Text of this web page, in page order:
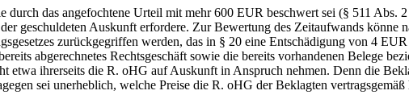
das angefochtene Urteil mit mehr 600 EUR beschwert sei (§ 511 Abs.
geschuldeten Auskunft erfordere. Zur Bewertung des Zeitaufwands könne
zurückgegriffen werden, das in § 20 eine Entschädigung von 4
abgerechnetes Rechtsgeschäft sowie die bereits vorhandenen Belege
etwa ihrerseits die R. oHG auf Auskunft in Anspruch nehmen. Denn die
sei unerheblich, welche Preise die R. oHG der Beklagten